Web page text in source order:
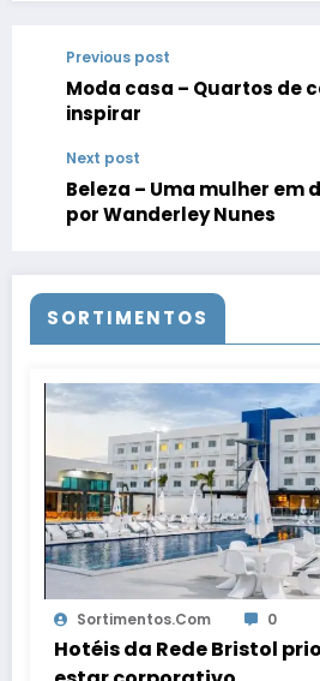
Previous post
Moda casa – Quartos de
inspirar
Next post
Beleza – Uma mulher em
por Wanderley Nunes
SORTIMENTOS
Sortimentos.com 0
Hotéis da Rede Bristol